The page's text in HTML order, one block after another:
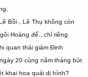
Bồi , Lê Thụ không còn
Hoàng đế., chỉ riêng
quan thái giám Đinh
20 cùng năm tháng bút
khai hoa quái dị hình?